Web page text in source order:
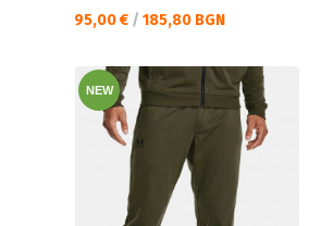
Текуща цена:
95,00 € / 185,80 BGN
NEW